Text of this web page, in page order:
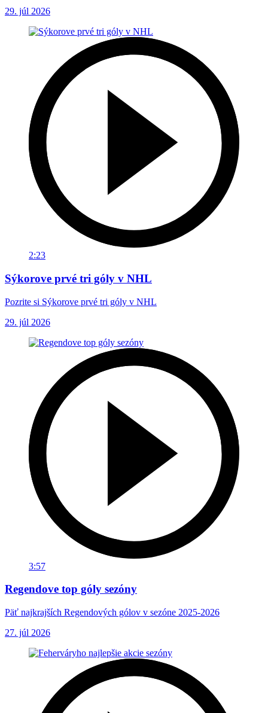
29. júl 2026
2:23
Sýkorove prvé tri góly v NHL
Pozrite si Sýkorove prvé tri góly v NHL
29. júl 2026
3:57
Regendove top góly sezóny
Päť najkrajších Regendových gólov v sezóne 2025-2026
27. júl 2026